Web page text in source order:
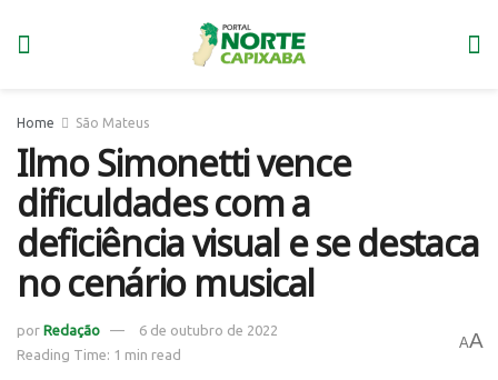
Home São Mateus
Ilmo Simonetti vence
dificuldades com a
deficiência visual e se destaca
no cenário musical
por Redação
6 de outubro de 2022
Reading Time: 1 min read
AA